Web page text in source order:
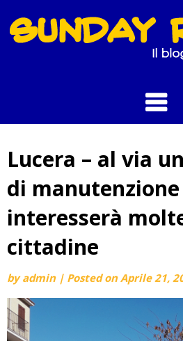
to
content
Lucera – al via
di manutenzione
interesserà
cittadine
byadmin | Posted onAprile 21,